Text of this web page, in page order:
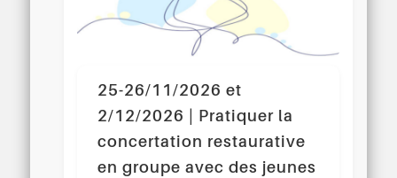
25-26/11/2026 et
2/12/2026 | Pratiquer la
concertation restaurative
en groupe avec des jeunes